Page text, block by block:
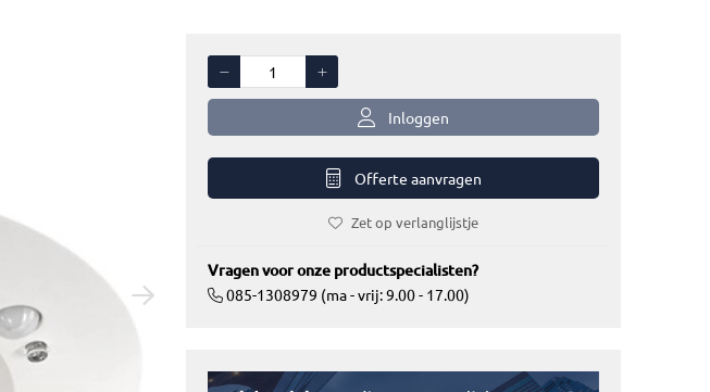
Inloggen
Offerte aanvragen
Zet op verlanglijstje
Vragen voor onze productspecialisten?
085-1308979 (ma - vrij: 9.00 - 17.00)